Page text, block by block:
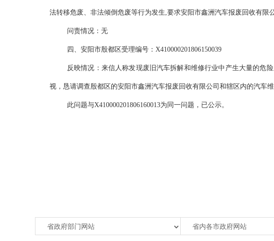
法转移危废、非法倾倒危废等行为发生,要求安阳市鑫洲汽车报废回收有限
问责情况：无
四、安阳市殷都区受理编号：X410000201806150039
反映情况：来信人称发现废旧汽车拆解和维修行业中产生大量的危
视，恳请调查殷都区的安阳市鑫洲汽车报废回收有限公司和辖区内的汽车维
此问题与X410000201806160013为同一问题，已公示。